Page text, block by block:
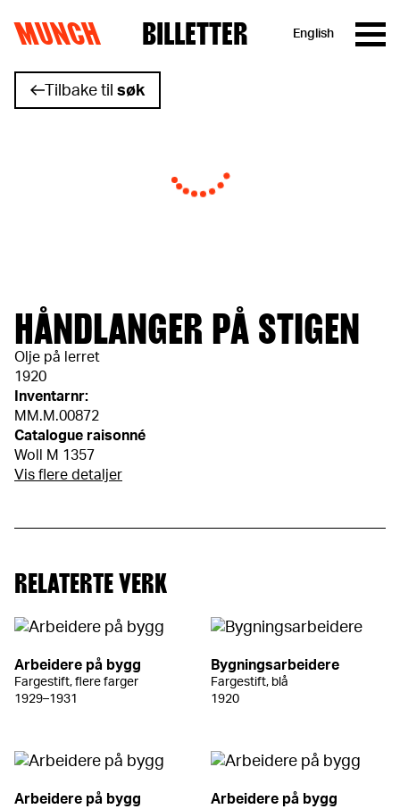
Hopp til innhold
MUNCH BILLETTER English
Tilbake til søk
HÅNDLANGER PÅ STIGEN
Olje på lerret
1920
Inventarnr:
MM.M.00872
Catalogue raisonné
Woll M 1357
Vis flere detaljer
RELATERTE VERK
Arbeidere på bygg
Fargestift, flere farger
1929–1931
Bygningsarbeidere
Fargestift, blå
1920
Arbeidere på bygg Arbeidere på bygg